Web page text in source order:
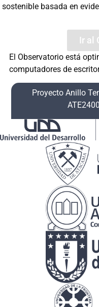
sostenible basada en
Ir al
El Observatorio está
computadores de
Proyecto Anillo